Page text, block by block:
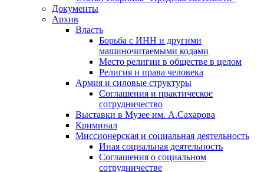
Документы
Архив
Власть
Борьба с ИНН и другими
машиночитаемыми кодами
Место религии в обществе в целом
Религия и права человека
Армия и силовые структуры
Соглашения и практическое
сотрудничество
Выставки в Музее им. А.Сахарова
Криминал
Миссионерская и социальная деятельность
Иная социальная деятельность
Соглашения о социальном
сотрудничестве